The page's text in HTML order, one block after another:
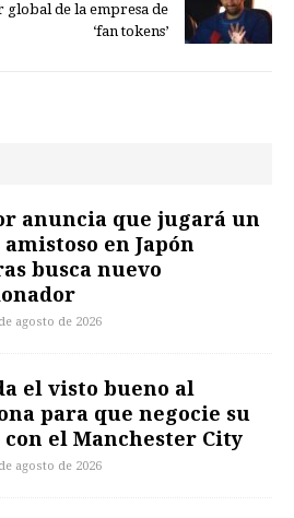
global de la empresa de
‘fan tokens’
anuncia que jugará un
en Japón
busca nuevo
agosto de 2026
el visto bueno al
para que negocie su
el Manchester City
agosto de 2026